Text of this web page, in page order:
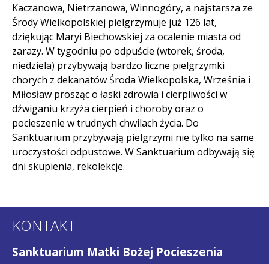
Kaczanowa, Nietrzanowa, Winnogóry, a najstarsza ze
Środy Wielkopolskiej pielgrzymuje już 126 lat,
dziękując Maryi Biechowskiej za ocalenie miasta od
zarazy. W tygodniu po odpuście (wtorek, środa,
niedziela) przybywają bardzo liczne pielgrzymki
chorych z dekanatów Środa Wielkopolska, Września i
Miłosław prosząc o łaski zdrowia i cierpliwości w
dźwiganiu krzyża cierpień i choroby oraz o
pocieszenie w trudnych chwilach życia. Do
Sanktuarium przybywają pielgrzymi nie tylko na same
uroczystości odpustowe. W Sanktuarium odbywają się
dni skupienia, rekolekcje.
KONTAKT
Sanktuarium Matki Bożej Pocieszenia